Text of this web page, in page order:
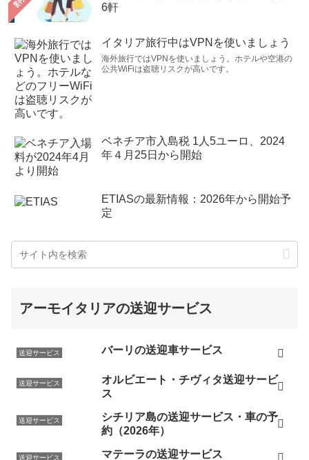
6軒
イタリア旅行中はVPNを使いましょう
海外旅行ではVPNを使いましょう。ホテルや空港の
公共WiFiは盗聴リスクが高いです。
ベネチア市入島税 1人5ユーロ、2024
年４月25日から開始
ETIASの最新情報：2026年から開始予
定
アーモイタリアの送迎サービス
送迎サービス バーリの送迎車サービス
送迎サービス
オルビエート・チヴィタ送迎サービ
ス
送迎サービス
シチリア島の送迎サービス・車の予
約（2026年）
送迎サービス マテーラの送迎サービス